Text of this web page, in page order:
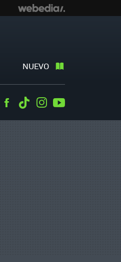
NUEVO
TwitterFacebook
TiktokInstagram